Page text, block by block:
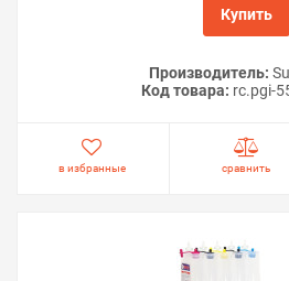
Купить
Производитель:
Код товара: rc.pgi-
в избранные сравнить